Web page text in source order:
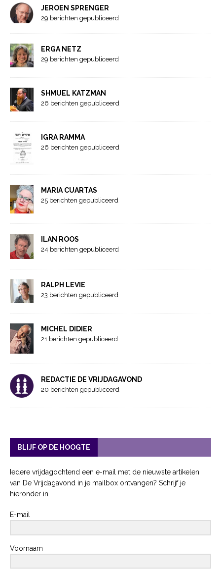
JEROEN SPRENGER
29 berichten gepubliceerd
ERGA NETZ
29 berichten gepubliceerd
SHMUEL KATZMAN
26 berichten gepubliceerd
IGRA RAMMA
26 berichten gepubliceerd
MARIA CUARTAS
25 berichten gepubliceerd
ILAN ROOS
24 berichten gepubliceerd
RALPH LEVIE
23 berichten gepubliceerd
MICHEL DIDIER
21 berichten gepubliceerd
REDACTIE DE VRIJDAGAVOND
20 berichten gepubliceerd
BLIJF OP DE HOOGTE
Iedere vrijdagochtend een e-mail met de nieuwste artikelen
van De Vrijdagavond in je mailbox ontvangen? Schrijf je
hieronder in.
E-mail
Voornaam